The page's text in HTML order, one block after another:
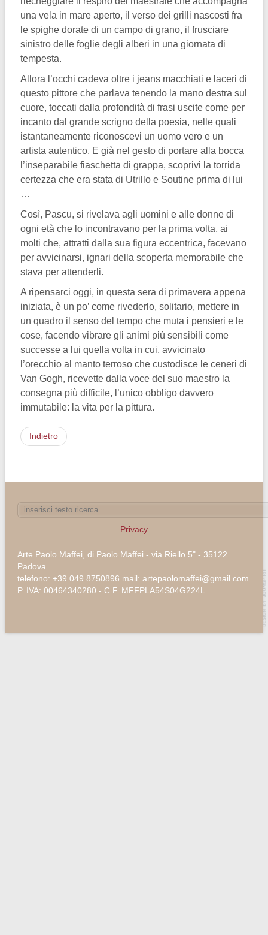
una vela in mare aperto, il verso dei grilli nascosti fra
le spighe dorate di un campo di grano, il frusciare
sinistro delle foglie degli alberi in una giornata di
tempesta.
Allora l’occhi cadeva oltre i jeans macchiati e laceri di
questo pittore che parlava tenendo la mano destra sul
cuore, toccati dalla profondità di frasi uscite come per
incanto dal grande scrigno della poesia, nelle quali
istantaneamente riconoscevi un uomo vero e un
artista autentico. E già nel gesto di portare alla bocca
l’inseparabile fiaschetta di grappa, scoprivi la torrida
certezza che era stata di Utrillo e Soutine prima di lui
…
Così, Pascu, si rivelava agli uomini e alle donne di
ogni età che lo incontravano per la prima volta, ai
molti che, attratti dalla sua figura eccentrica, facevano
per avvicinarsi, ignari della scoperta memorabile che
stava per attenderli.
A ripensarci oggi, in questa sera di primavera appena
iniziata, è un po’ come rivederlo, solitario, mettere in
un quadro il senso del tempo che muta i pensieri e le
cose, facendo vibrare gli animi più sensibili come
successe a lui quella volta in cui, avvicinato
l’orecchio al manto terroso che custodisce le ceneri di
Van Gogh, ricevette dalla voce del suo maestro la
consegna più difficile, l’unico obbligo davvero
immutabile: la vita per la pittura.
Indietro
Privacy
Arte Paolo Maffei, di Paolo Maffei - via Riello 5" - 35122
Padova
telefono: +39 049 8750896 mail: artepaolomaffei@gmail.com
P. IVA: 00464340280 - C.F. MFFPLA54S04G224L